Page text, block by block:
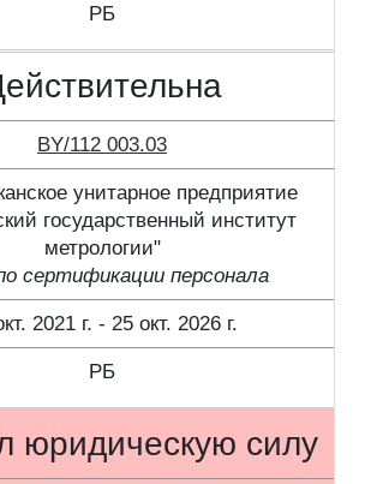
РБ
BY/112 003.03
унитарное предприятие
государственный институт
метрологии"
сертификации персонала
2021 г. - 25 окт. 2026 г.
РБ
юридическую силу